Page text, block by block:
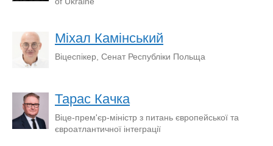
Міхал Камінський
Віцеспікер, Сенат Республіки Польща
Тарас Качка
Віце-прем'єр-міністр з питань європейської та
євроатлантичної інтеграції